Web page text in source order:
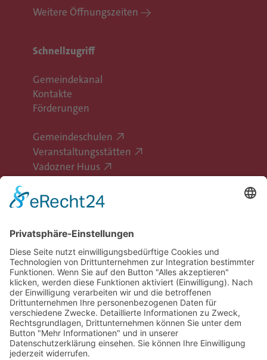
Weitere Öffnungszeiten
Schnellzugriff
Gemeindekanal
Kontakte
Förderungen
Gemeindeschulen
Veranstaltungsstätten
Vadozner Huus